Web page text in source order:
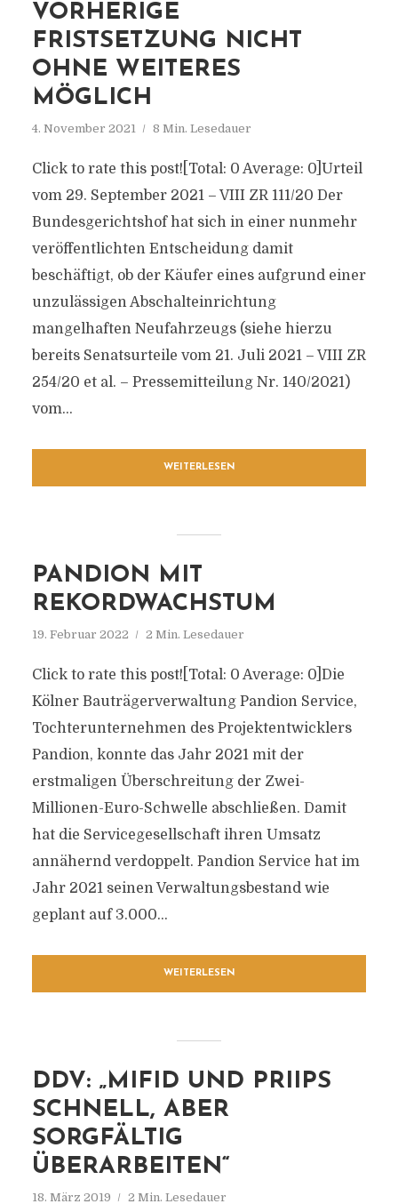
VORHERIGE
FRISTSETZUNG NICHT
OHNE WEITERES
MÖGLICH
4. November 2021 8 Min. Lesedauer
Click to rate this post![Total: 0 Average: 0]Urteil
vom 29. September 2021 – VIII ZR 111/20 Der
Bundesgerichtshof hat sich in einer nunmehr
veröffentlichten Entscheidung damit
beschäftigt, ob der Käufer eines aufgrund einer
unzulässigen Abschalteinrichtung
mangelhaften Neufahrzeugs (siehe hierzu
bereits Senatsurteile vom 21. Juli 2021 – VIII ZR
254/20 et al. – Pressemitteilung Nr. 140/2021)
vom...
WEITERLESEN
PANDION MIT
REKORDWACHSTUM
19. Februar 2022 2 Min. Lesedauer
Click to rate this post![Total: 0 Average: 0]Die
Kölner Bauträgerverwaltung Pandion Service,
Tochterunternehmen des Projektentwicklers
Pandion, konnte das Jahr 2021 mit der
erstmaligen Überschreitung der Zwei-
Millionen-Euro-Schwelle abschließen. Damit
hat die Servicegesellschaft ihren Umsatz
annähernd verdoppelt. Pandion Service hat im
Jahr 2021 seinen Verwaltungsbestand wie
geplant auf 3.000...
WEITERLESEN
DDV: „MIFID UND PRIIPS
SCHNELL, ABER
SORGFÄLTIG
ÜBERARBEITEN“
18. März 2019 2 Min. Lesedauer